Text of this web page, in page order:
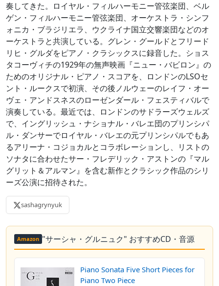
奏してきた。ロイヤル・フィルハーモニー管弦楽団、ベル
ゲン・フィルハーモニー管弦楽団、オーケストラ・シンフ
ォニカ・ブラジリエラ、ウクライナ国立交響楽団などのオ
ーケストラと共演している。グレン・グールドとフリード
リヒ・グルダをピアノ・クラシックスに録音した。ショス
タコーヴィチの1929年の無声映画『ニュー・バビロン』の
ためのオリジナル・ピアノ・スコアを、ロンドンのLSOセ
ント・ルークスで初演、その後ノルウェーのレイフ・オー
ヴェ・アンドスネスのローゼンダール・フェスティバルで
演奏している。最近では、ロンドンのサドラーズウェルズ
で、イングリッシュ・ナショナル・バレエ団のプリンシパ
ル・ダンサーでロイヤル・バレエの元プリンシパルでもあ
るアリーナ・コジョカルとコラボレーションし、リストの
ソナタに合わせたサー・フレデリック・アストンの『マル
グリット＆アルマン』を含む新作とクラシック作品のシリ
ーズ公演に招待された。
sashagrynyuk
Amazon "サーシャ・グルニュク" おすすめCD・音源
Piano Sonata Five Short Pieces for
Piano Two Piece